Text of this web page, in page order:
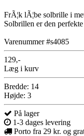
FrÃ¦k lÃ¦be solbrille i
Solbrillen er den
Varenummer #s4085
129,-
Læg i kurv
Bredde: 14
Højde: 3
På lager
1-3 dages levering
Porto fra 29 kr. og